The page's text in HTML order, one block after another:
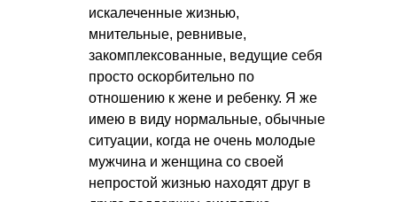
искалеченные жизнью,
мнительные, ревнивые,
закомплексованные, ведущие себя
просто оскорбительно по
отношению к жене и ребенку. Я же
имею в виду нормальные, обычные
ситуации, когда не очень молодые
мужчина и женщина со своей
непростой жизнью находят друг в